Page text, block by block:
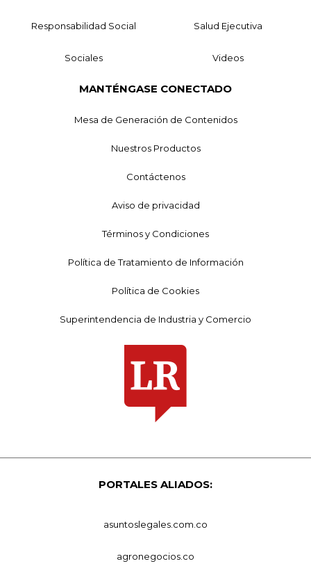
Responsabilidad Social Salud Ejecutiva
Sociales Videos
MANTÉNGASE CONECTADO
Mesa de Generación de Contenidos
Nuestros Productos
Contáctenos
Aviso de privacidad
Términos y Condiciones
Política de Tratamiento de Información
Política de Cookies
Superintendencia de Industria y Comercio
PORTALES ALIADOS:
asuntoslegales.com.co
agronegocios.co